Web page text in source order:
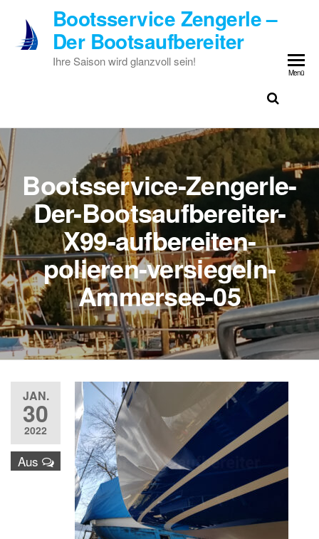
Inhalt
springen
Bootsservice Zengerle –
Der Bootsaufbereiter
Ihre Saison wird glanzvoll sein!
Menü
Bootsservice-Zengerle-
Der-Bootsaufbereiter-
X99-aufbereiten-
polieren-versiegeln-
Ammersee-05
JAN.
30
2022
Aus